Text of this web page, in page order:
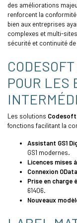
des améliorations
renforcent la
bien aux entreprises
complexes et multi-
sécurité et continuité
POUR LES
Les solutions Codesoft
fonctions facilitant la
Assistant GS1
GS1 modernes.
Licences mises
Connexion
Prise en charge
61406.
Nouveaux